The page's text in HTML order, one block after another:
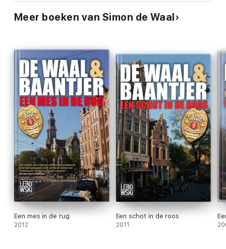
Meer boeken van Simon de Waal
Een mes in de rug
2012
Een schot in de roos
2011